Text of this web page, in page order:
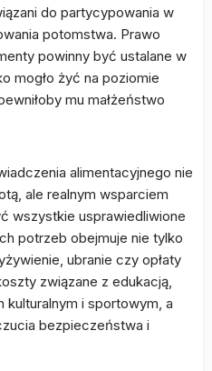
do partycypowania w
potomstwa. Prawo
powinny być ustalane w
mogło żyć na poziomie
mu małżeństwo
alimentacyjnego nie
ale realnym wsparciem
wszystkie usprawiedliwione
potrzeb obejmuje nie tylko
ubranie czy opłaty
związane z edukacją,
i sportowym, a
bezpieczeństwa i